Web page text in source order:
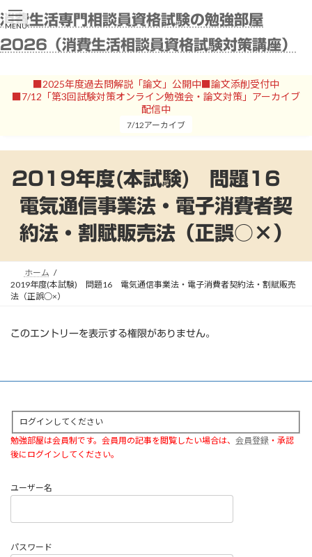
ン
ン
ビ
ー
消費生活専門相談員資格試験の勉強部屋
2026（消費生活相談員資格試験対策講座）
■2025年度過去問解説「論文」公開中■論文添削受付中
■7/12「第3回試験対策オンライン勉強会・論文対策」アーカイブ
配信中
7/12アーカイブ
2019年度(本試験) 問題16
電気通信事業法・電子消費者契
約法・割賦販売法（正誤○×）
ホーム
2019年度(本試験) 問題16 電気通信事業法・電子消費者契約法・割賦販売
法（正誤○×）
このエントリーを表示する権限がありません。
ログインしてください
勉強部屋は会員制です。会員用の記事を閲覧したい場合は、 会員登録 ・承認
後にログインしてください。
ユーザー名
パスワード
MENU